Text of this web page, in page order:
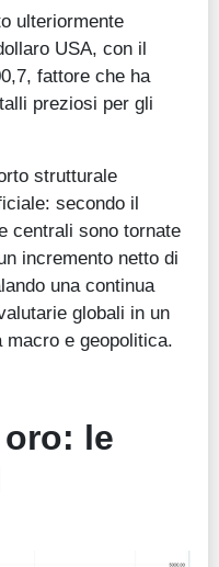
ulteriormente
USA, con il
fattore che ha
preziosi per gli
strutturale
secondo il
centrali sono tornate
incremento netto di
una continua
globali in un
e geopolitica.
le